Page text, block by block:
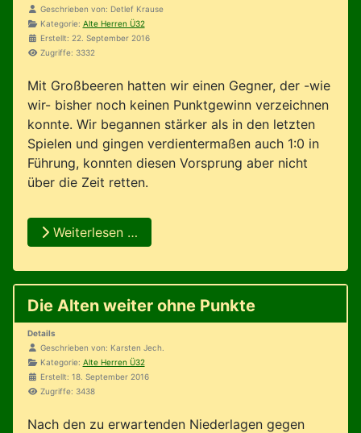
Geschrieben von: Detlef Krause
Kategorie: Alte Herren Ü32
Erstellt: 22. September 2016
Zugriffe: 3332
Mit Großbeeren hatten wir einen Gegner, der -wie
wir- bisher noch keinen Punktgewinn verzeichnen
konnte. Wir begannen stärker als in den letzten
Spielen und gingen verdientermaßen auch 1:0 in
Führung, konnten diesen Vorsprung aber nicht
über die Zeit retten.
Weiterlesen …
Die Alten weiter ohne Punkte
Details
Geschrieben von: Karsten Jech.
Kategorie: Alte Herren Ü32
Erstellt: 18. September 2016
Zugriffe: 3438
Nach den zu erwartenden Niederlagen gegen